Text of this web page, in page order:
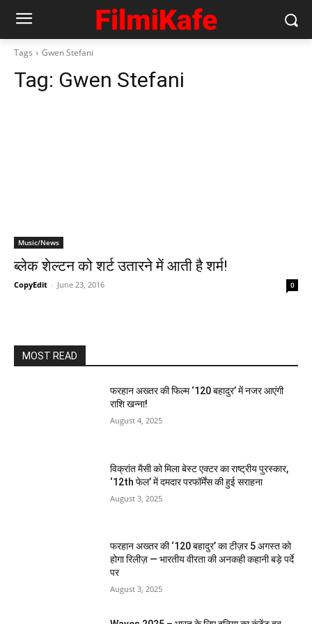
Tags Gwen Stefani
Tag: Gwen Stefani
Music/News
ब्लेक शेल्टन को शर्ट उतारने में आती है शर्म!
CopyEdit - June 23, 2016 0
MOST READ
फरहान अख्तर की फिल्म ‘120 बहादुर’ में नजर आएंगी
राशि खन्ना!
August 4, 2025
विक्रांत मैसी को मिला बेस्ट एक्टर का राष्ट्रीय पुरस्कार,
‘12th फेल’ में दमदार परफॉर्मेंस की हुई सराहना
August 3, 2025
फरहान अख्तर की ‘120 बहादुर’ का टीज़र 5 अगस्त को
होगा रिलीज़ — भारतीय वीरता की अनकही कहानी बड़े पर्दे
पर
August 3, 2025